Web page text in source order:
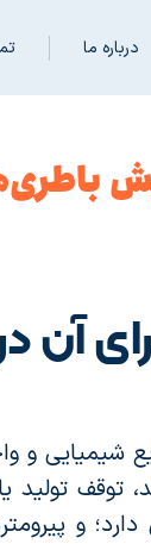
درباره ما
شیمیایی و
توقف
و